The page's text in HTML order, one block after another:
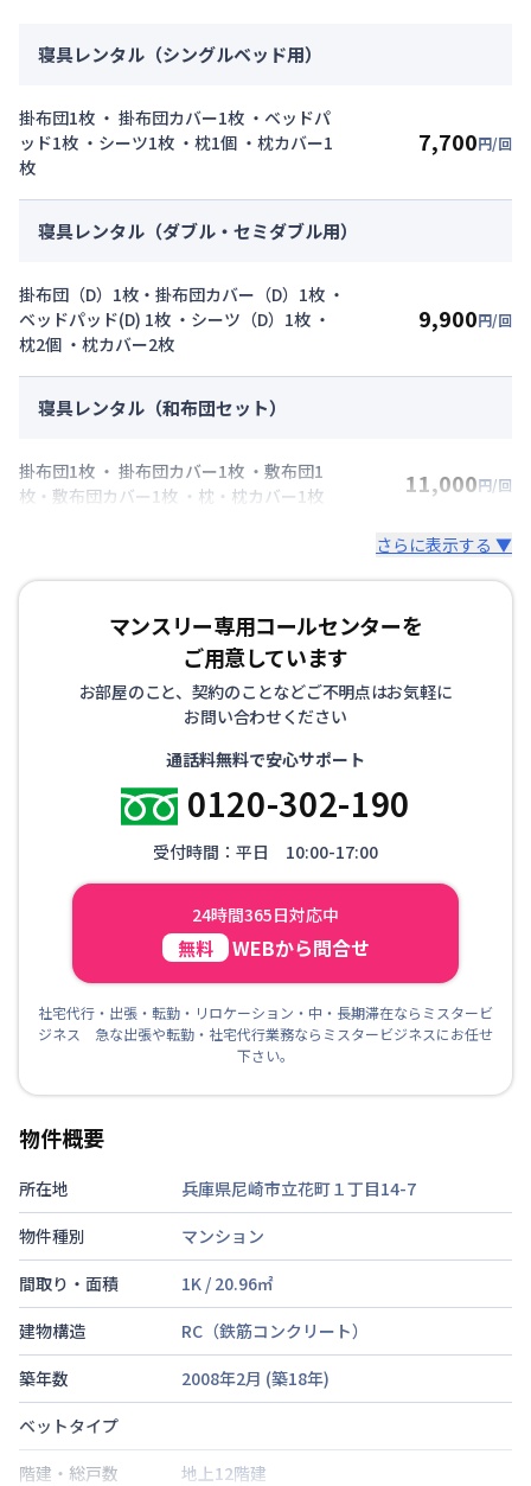
寝具レンタル（シングルベッド用）
掛布団1枚 ・ 掛布団カバー1枚 ・ベッドパ
ッド1枚 ・シーツ1枚 ・枕1個 ・枕カバー1
枚
7,700円/回
寝具レンタル（ダブル・セミダブル用）
掛布団（D）1枚・掛布団カバー（D）1枚 ・
ベッドパッド(D) 1枚 ・シーツ（D）1枚 ・
枕2個 ・枕カバー2枚
9,900円/回
寝具レンタル（和布団セット）
掛布団1枚 ・ 掛布団カバー1枚 ・敷布団1
枚・敷布団カバー1枚 ・枕・枕カバー1枚
11,000円/回
さらに表示する ▼
マンスリー専用コールセンターを
ご用意しています
お部屋のこと、契約のことなどご不明点はお気軽に
お問い合わせください
通話料無料で安心サポート
0120-302-190
受付時間：平日 10:00-17:00
24時間365日対応中
無料 WEBから問合せ
社宅代行・出張・転勤・リロケーション・中・長期滞在ならミスタービ
ジネス 急な出張や転勤・社宅代行業務ならミスタービジネスにお任せ
下さい。
物件概要
所在地
兵庫県尼崎市立花町１丁目14-7
物件種別
マンション
間取り・面積
1K / 20.96㎡
建物構造
RC（鉄筋コンクリート）
築年数
2008年2月 (築18年)
ベットタイプ
階建・総戸数
地上12階建